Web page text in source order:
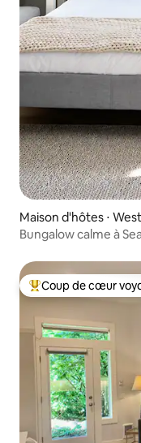
Maison d'hôtes ⋅
Bungalow calme à
Coups de cœur
Coup de cœur